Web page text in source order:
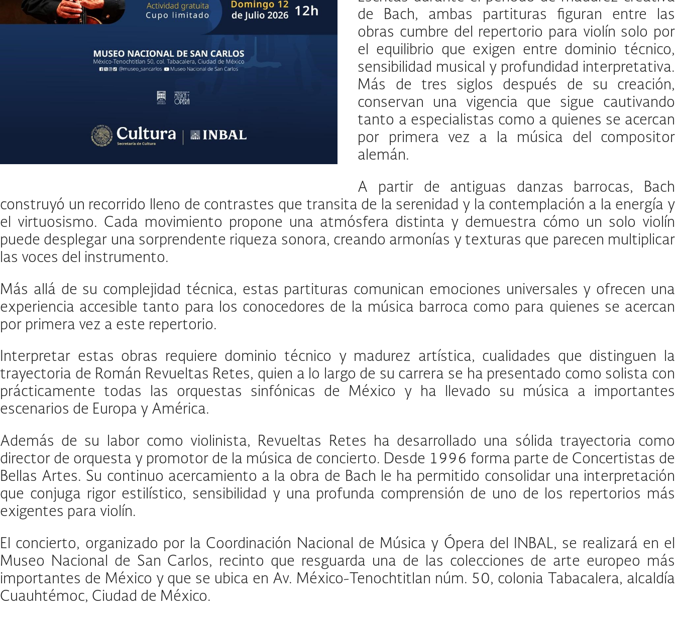
de Bach, ambas partituras figuran entre las
obras cumbre del repertorio para violín solo por
el equilibrio que exigen entre dominio técnico,
sensibilidad musical y profundidad interpretativa.
Más de tres siglos después de su creación,
conservan una vigencia que sigue cautivando
tanto a especialistas como a quienes se acercan
por primera vez a la música del compositor
alemán.
A partir de antiguas danzas barrocas, Bach
construyó un recorrido lleno de contrastes que transita de la serenidad y la contemplación a la energía y
el virtuosismo. Cada movimiento propone una atmósfera distinta y demuestra cómo un solo violín
puede desplegar una sorprendente riqueza sonora, creando armonías y texturas que parecen multiplicar
las voces del instrumento.
Más allá de su complejidad técnica, estas partituras comunican emociones universales y ofrecen una
experiencia accesible tanto para los conocedores de la música barroca como para quienes se acercan
por primera vez a este repertorio.
Interpretar estas obras requiere dominio técnico y madurez artística, cualidades que distinguen la
trayectoria de Román Revueltas Retes, quien a lo largo de su carrera se ha presentado como solista con
prácticamente todas las orquestas sinfónicas de México y ha llevado su música a importantes
escenarios de Europa y América.
Además de su labor como violinista, Revueltas Retes ha desarrollado una sólida trayectoria como
director de orquesta y promotor de la música de concierto. Desde 1996 forma parte de Concertistas de
Bellas Artes. Su continuo acercamiento a la obra de Bach le ha permitido consolidar una interpretación
que conjuga rigor estilístico, sensibilidad y una profunda comprensión de uno de los repertorios más
exigentes para violín.
El concierto, organizado por la Coordinación Nacional de Música y Ópera del INBAL, se realizará en el
Museo Nacional de San Carlos, recinto que resguarda una de las colecciones de arte europeo más
importantes de México y que se ubica en Av. México-Tenochtitlan núm. 50, colonia Tabacalera, alcaldía
Cuauhtémoc, Ciudad de México.